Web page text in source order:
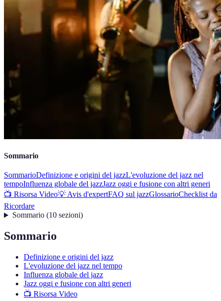
Sommario
SommarioDefinizione e origini del jazzL'evoluzione del jazz nel
tempoInfluenza globale del jazzJazz oggi e fusione con altri generi
📺 Risorsa Video💡 Avis d'expertFAQ sul jazzGlossarioChecklist da
Ricordare
Sommario(10 sezioni)
Sommario
Definizione e origini del jazz
L'evoluzione del jazz nel tempo
Influenza globale del jazz
Jazz oggi e fusione con altri generi
📺 Risorsa Video